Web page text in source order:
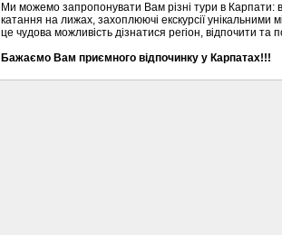
Ми можемо запропонувати Вам різні тури в Карпати:
катання на лижах, захоплюючі екскурсії
це чудова можливість дізнатися регіон, відпочити та
Бажаємо Вам приємного відпочинку у Карпатах!!!